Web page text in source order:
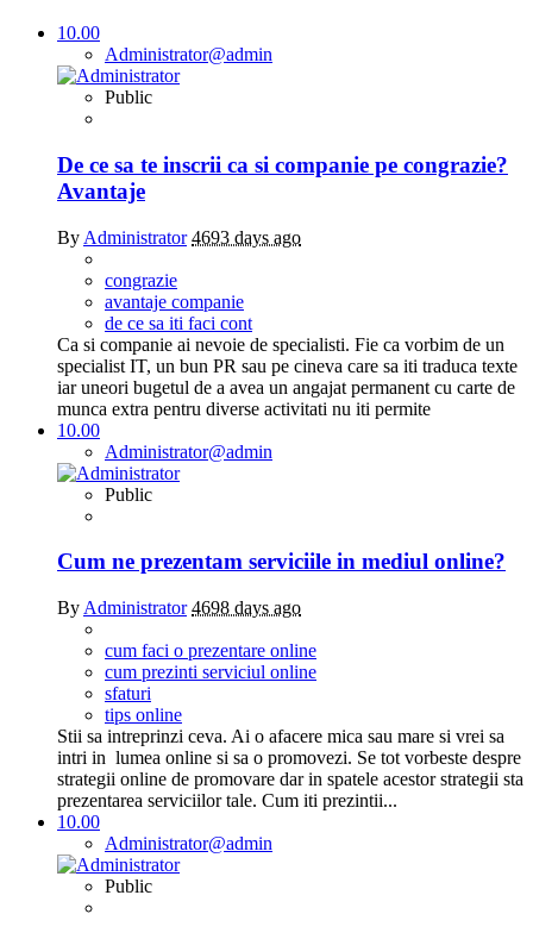
10.00
Administrator@admin
Public
De ce sa te inscrii ca si companie pe congrazie?
Avantaje
By Administrator 4693 days ago
congrazie
avantaje companie
de ce sa iti faci cont
Ca si companie ai nevoie de specialisti. Fie ca vorbim de un
specialist IT, un bun PR sau pe cineva care sa iti traduca texte
iar uneori bugetul de a avea un angajat permanent cu carte de
munca extra pentru diverse activitati nu iti permite
10.00
Administrator@admin
Public
Cum ne prezentam serviciile in mediul online?
By Administrator 4698 days ago
cum faci o prezentare online
cum prezinti serviciul online
sfaturi
tips online
Stii sa intreprinzi ceva. Ai o afacere mica sau mare si vrei sa
intri in lumea online si sa o promovezi. Se tot vorbeste despre
strategii online de promovare dar in spatele acestor strategii sta
prezentarea serviciilor tale. Cum iti prezintii...
10.00
Administrator@admin
Public